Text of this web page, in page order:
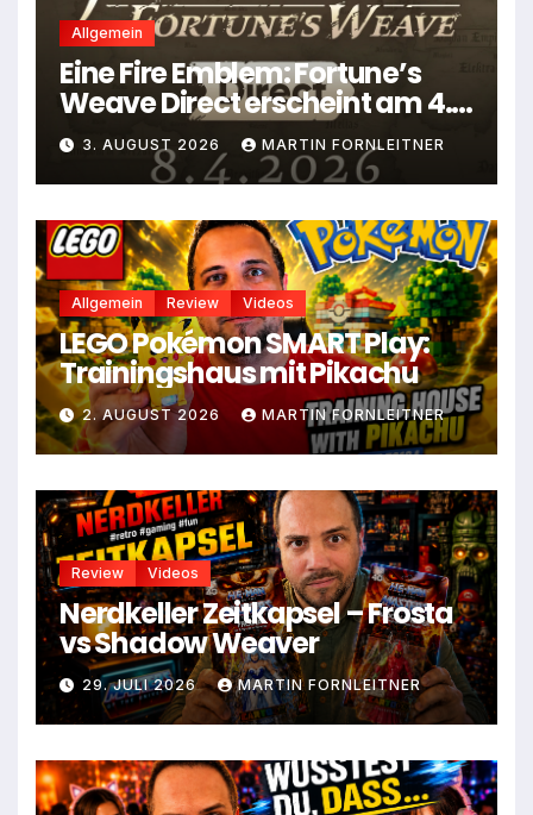
Allgemein
Eine Fire Emblem: Fortune’s
Weave Direct erscheint am 4.
August
3. AUGUST 2026 MARTIN FORNLEITNER
Allgemein Review Videos
LEGO Pokémon SMART Play:
Trainingshaus mit Pikachu
2. AUGUST 2026 MARTIN FORNLEITNER
Review Videos
Nerdkeller Zeitkapsel – Frosta
vs Shadow Weaver
29. JULI 2026 MARTIN FORNLEITNER